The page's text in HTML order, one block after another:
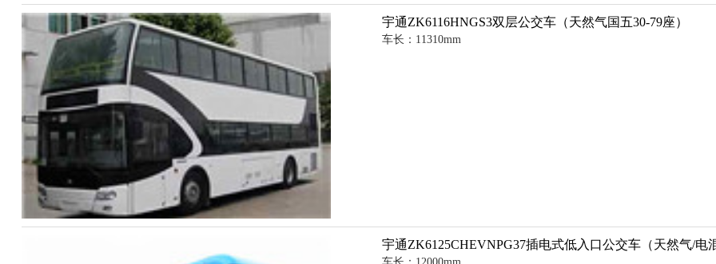
宇通ZK6116HNGS3双层公交车（天然气国五30-79座）
车长：11310mm
宇通ZK6125CHEVNPG37插电式低入口公交车（天然气/电